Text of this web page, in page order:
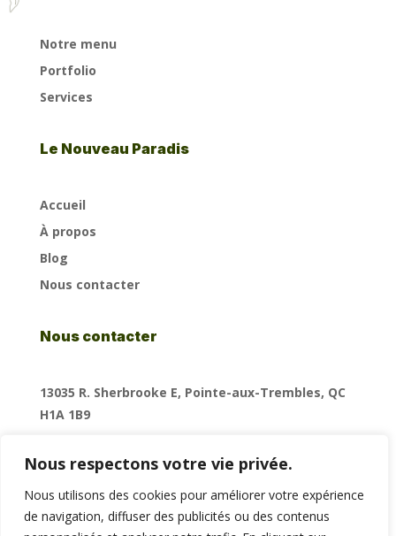
Nous respectons votre vie privée.
Nous utilisons des cookies pour améliorer votre expérience
de navigation, diffuser des publicités ou des contenus
Notre menu
Portfolio
Services
Le Nouveau Paradis
Accueil
À propos
Blog
Nous contacter
Nous contacter
13035 R. Sherbrooke E, Pointe-aux-Trembles, QC
H1A 1B9
lenouveauparadis@divielvira.com
(255) 352-6258